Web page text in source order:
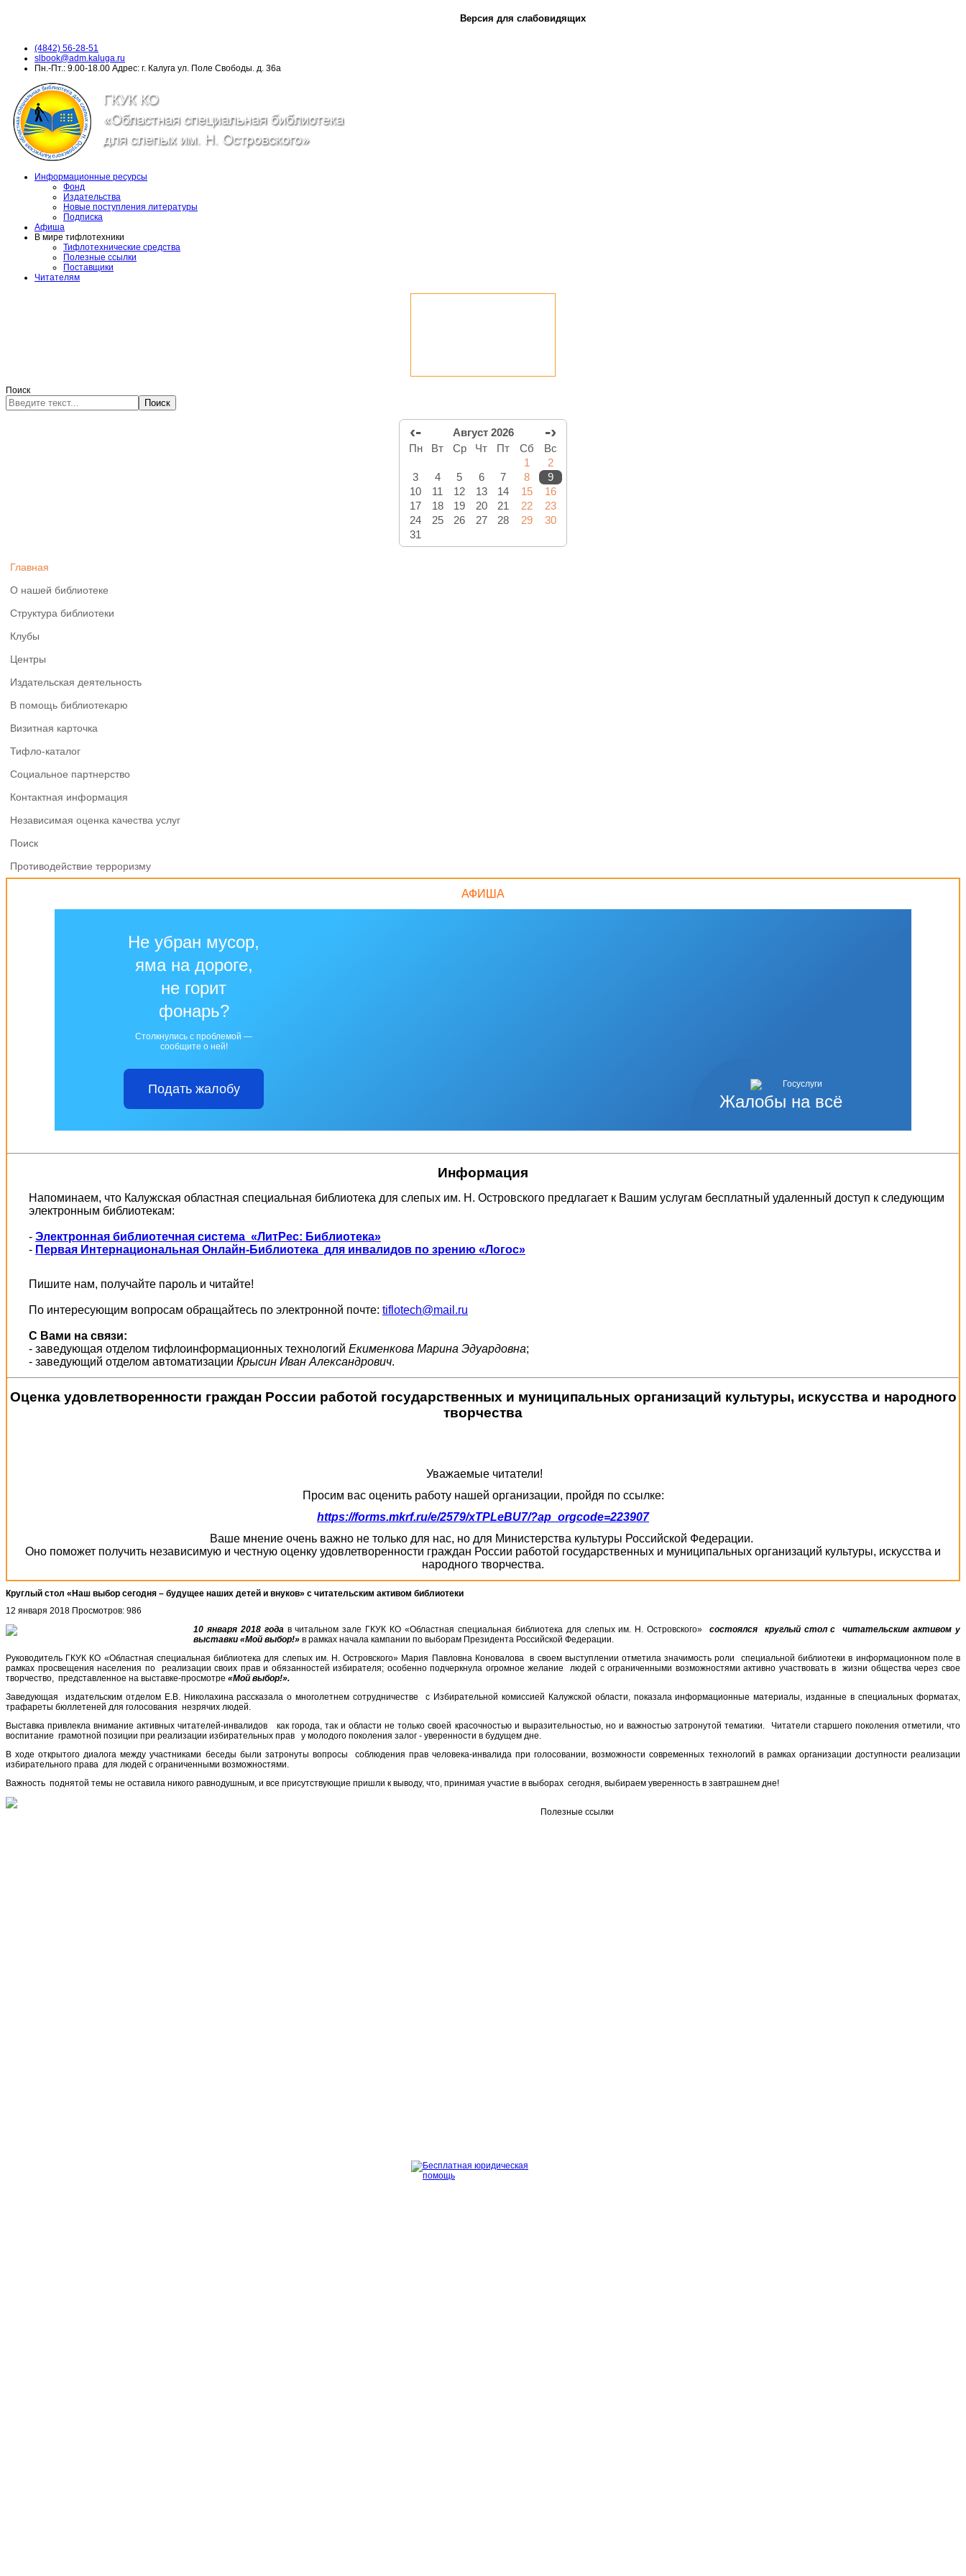
Версия для слабовидящих
(4842) 56-28-51
slbook@adm.kaluga.ru
Пн.-Пт.: 9.00-18.00 Адрес: г. Калуга ул. Поле Свободы. д. 36а
Информационные ресурсы
Фонд
Издательства
Новые поступления литературы
Подписка
Афиша
В мире тифлотехники
Тифлотехнические средства
Полезные ссылки
Поставщики
Читателям
Поиск
Поиск
‹- Август 2026 -›
Пн Вт Ср Чт Пт Сб
Вс
1
2
3
4 5 6 7 8
9
10
11 12 13 14 15
16
17
18 19 20 21 22
23
24
25 26 27 28 29
30
31
Главная
О нашей библиотеке
Структура библиотеки
Клубы
Центры
Издательская деятельность
В помощь библиотекарю
Визитная карточка
Тифло-каталог
Социальное партнерство
Контактная информация
Независимая оценка качества услуг
Поиск
Противодействие терроризму
АФИША
Жалобы на всё
Не убран мусор,
яма на дороге,
не горит
фонарь?
Столкнулись с проблемой —
сообщите о ней!
Подать жалобу
Информация
Напоминаем, что Калужская областная специальная библиотека для слепых им. Н. Островского предлагает к Вашим услугам бесплатный удаленный доступ к следующим
электронным библиотекам:
- Электронная библиотечная система «ЛитРес: Библиотека»
- Первая Интернациональная Онлайн-Библиотека для инвалидов по зрению «Логос»
Пишите нам, получайте пароль и читайте!
По интересующим вопросам обращайтесь по электронной почте: tiflotech@mail.ru
С Вами на связи:
- заведующая отделом тифлоинформационных технологий Екименкова Марина Эдуардовна;
- заведующий отделом автоматизации Крысин Иван Александрович.
Оценка удовлетворенности граждан России работой государственных и муниципальных организаций культуры, искусства и народного
творчества
Уважаемые читатели!
Просим вас оценить работу нашей организации, пройдя по ссылке:
https://forms.mkrf.ru/e/2579/xTPLeBU7/?ap_orgcode=223907
Ваше мнение очень важно не только для нас, но для Министерства культуры Российской Федерации.
Оно поможет получить независимую и честную оценку удовлетворенности граждан России работой государственных и муниципальных организаций культуры, искусства и
народного творчества.
Круглый стол «Наш выбор сегодня – будущее наших детей и внуков» с читательским активом библиотеки
12 января 2018 Просмотров: 986
10 января 2018 года в читальном зале ГКУК КО «Областная специальная библиотека для слепых им. Н. Островского» состоялся круглый стол с читательским активом у
выставки «Мой выбор!» в рамках начала кампании по выборам Президента Российской Федерации.
Руководитель ГКУК КО «Областная специальная библиотека для слепых им. Н. Островского» Мария Павловна Коновалова в своем выступлении отметила значимость роли специальной библиотеки в информационном поле в
рамках просвещения населения по реализации своих прав и обязанностей избирателя; особенно подчеркнула огромное желание людей с ограниченными возможностями активно участвовать в жизни общества через свое
творчество, представленное на выставке-просмотре «Мой выбор!».
Заведующая издательским отделом Е.В. Николахина рассказала о многолетнем сотрудничестве с Избирательной комиссией Калужской области, показала информационные материалы, изданные в специальных форматах,
трафареты бюллетеней для голосования незрячих людей.
Выставка привлекла внимание активных читателей-инвалидов как города, так и области не только своей красочностью и выразительностью, но и важностью затронутой тематики. Читатели старшего поколения отметили, что
воспитание грамотной позиции при реализации избирательных прав у молодого поколения залог - уверенности в будущем дне.
В ходе открытого диалога между участниками беседы были затронуты вопросы соблюдения прав человека-инвалида при голосовании, возможности современных технологий в рамках организации доступности реализации
избирательного права для людей с ограниченными возможностями.
Важность поднятой темы не оставила никого равнодушным, и все присутствующие пришли к выводу, что, принимая участие в выборах сегодня, выбираем уверенность в завтрашнем дне!
Полезные ссылки